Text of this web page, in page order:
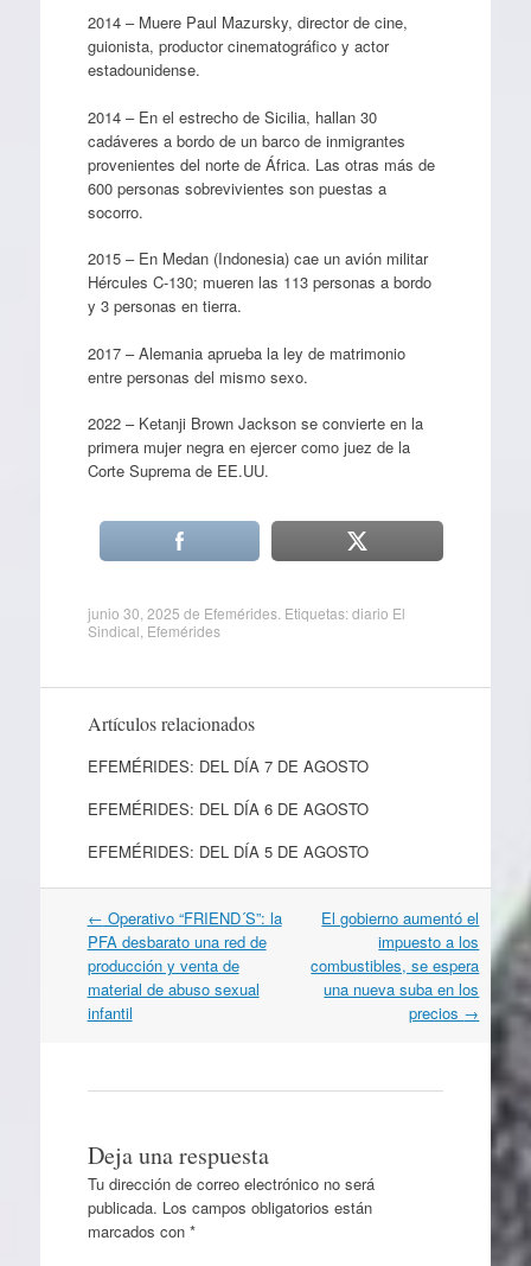
2014 – Muere Paul Mazursky, director de cine,
guionista, productor cinematográfico y actor
estadounidense.
2014 – En el estrecho de Sicilia, hallan 30
cadáveres a bordo de un barco de inmigrantes
provenientes del norte de África. Las otras más de
600 personas sobrevivientes son puestas a
socorro.
2015 – En Medan (Indonesia) cae un avión militar
Hércules C-130; mueren las 113 personas a bordo
y 3 personas en tierra.
2017 – Alemania aprueba la ley de matrimonio
entre personas del mismo sexo.
2022 – Ketanji Brown Jackson se convierte en la
primera mujer negra en ejercer como juez de la
Corte Suprema de EE.UU.
junio 30, 2025 de Efemérides. Etiquetas:diario El
Sindical Efemérides
Artículos relacionados
EFEMÉRIDES: DEL DÍA 7 DE AGOSTO
EFEMÉRIDES: DEL DÍA 6 DE AGOSTO
EFEMÉRIDES: DEL DÍA 5 DE AGOSTO
Navegación
por
artículos
← Operativo “FRIEND´S”: la
PFA desbarato una red de
producción y venta de
material de abuso sexual
infantil
El gobierno aumentó el
impuesto a los
combustibles, se espera
una nueva suba en los
precios →
Deja una respuesta
Tu dirección de correo electrónico no será
publicada. Los campos obligatorios están
marcados con *